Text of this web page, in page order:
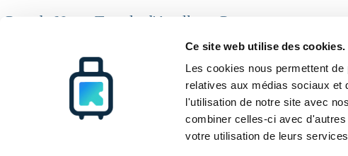
Ce site web utilise des cookies.
Les cookies nous permettent
relatives aux médias sociaux et
l'utilisation de notre site avec
combiner celles-ci avec
votre utilisation de leurs
Port de Naxos Temple d'Apollon - Portara
Consigne a bagages Naxos
Comment ça marche
Toutes destinations
© Radical Storage • Lean Team S.R.L. • P. IVA 14104111001
Radical est également financé par le fonds d'investissement « Vertis Venture 4